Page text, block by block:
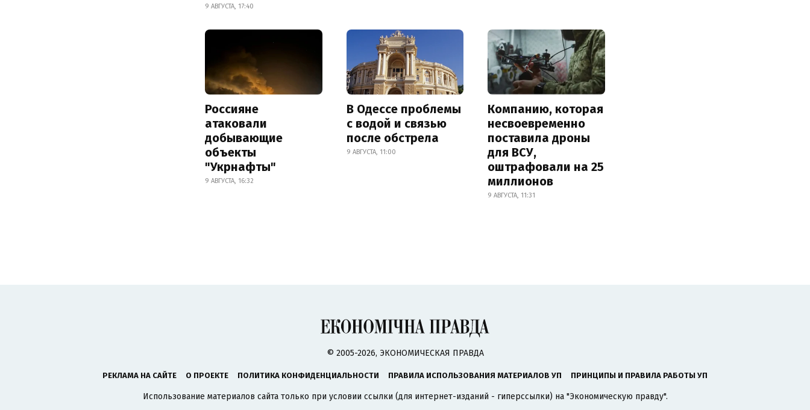
9 АВГУСТА, 17:40
Россияне
атаковали
добывающие
объекты
"Укрнафты"
9 АВГУСТА, 16:32
В Одессе проблемы
с водой и связью
после обстрела
9 АВГУСТА, 11:00
Компанию, которая
несвоевременно
поставила дроны
для ВСУ,
оштрафовали на 25
миллионов
9 АВГУСТА, 11:31
© 2005-2026, ЭКОНОМИЧЕСКАЯ ПРАВДА
РЕКЛАМА НА САЙТЕ О ПРОЕКТЕ ПОЛИТИКА КОНФИДЕНЦИАЛЬНОСТИ ПРАВИЛА ИСПОЛЬЗОВАНИЯ МАТЕРИАЛОВ УП ПРИНЦИПЫ И ПРАВИЛА РАБОТЫ УП
Использование материалов сайта только при условии ссылки (для интернет-изданий - гиперссылки) на "Экономическую правду".